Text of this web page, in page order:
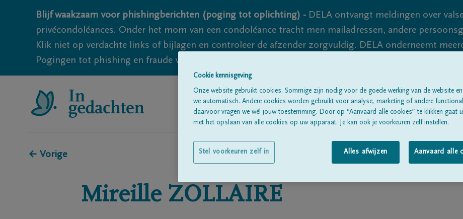
Blijf waakzaam voor phishingberichten (poging tot oplichting) - DELA ontvangt meldingen over
privécondoléances. Onder het mom van een condoléance tracht men mailadressen, andere
Klik niet op verdachte links of bijlagen en controleer de afzender zorgvuldig. DELA onderneemt
Pogingen tot phishing en fraude vallen echter nooit volledig uit te sluiten, dus blijf waakzaam.
Alle rouwberichten Over ons
← Vorige
Mireille ZOLLAIRE
Cookie kennisgeving
Onze website gebruikt cookies. Sommige zijn nodig voor de goede werking van de website
we automatisch. Andere cookies worden gebruikt voor analyse, marketing of andere
daarvoor vragen we wél jouw toestemming. Door op “Aanvaard alle cookies” te klikken gaat
met het opslaan van alle cookies op uw apparaat. Je kan ook je voorkeuren zelf instellen.
Alles afwijzen Aanvaard alle
Stel voorkeuren zelf in